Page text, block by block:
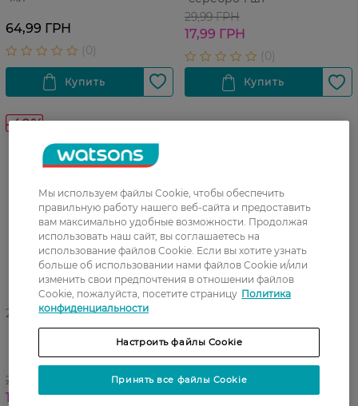
64,99 ГРН
29,99 ГРН
17,99 ГРН
-40%
27 07 - 23 08
Патчи под глаза Natural
Code Гидрогелевые
коллаген и био-золото 1 шт
29,99 ГРН
17,99 ГРН
Патчи под глаза Natural
Code Гидрогелевые Био-
золото 1 шт
Мы используем файлы Cookie, чтобы обеспечить
правильную работу нашего веб-сайта и предоставить
вам максимально удобные возможности. Продолжая
использовать наш сайт, вы соглашаетесь на
использование файлов Cookie. Если вы хотите узнать
больше об использовании нами файлов Cookie и/или
изменить свои предпочтения в отношении файлов
Cookie, пожалуйста, посетите страницу Политика
конфиденциальности
Настроить файлы Cookie
Принять все файлы Cookie